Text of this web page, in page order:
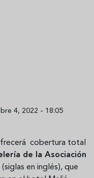
4, 2022 - 18:05
cobertura total
de la Asociación
(siglas en inglés), que